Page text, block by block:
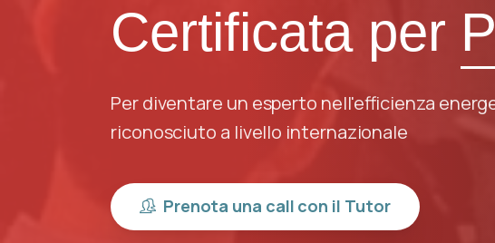
Certificata per
Per diventare un esperto nell'efficienza
riconosciuto a livello internazionale
Prenota una call con il Tutor